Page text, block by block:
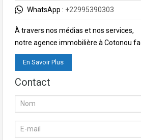
WhatsApp : +22995390303
À travers nos médias et nos services,
notre agence immobilière à Cotonou
En Savoir Plus
Contact